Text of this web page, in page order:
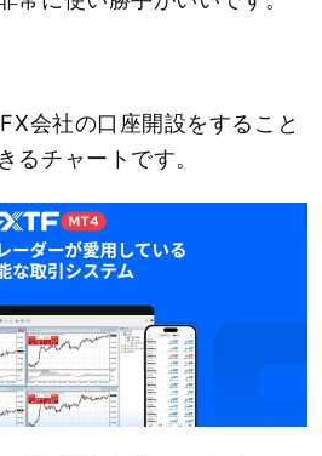
会社の口座開設をすること
るチャートです。